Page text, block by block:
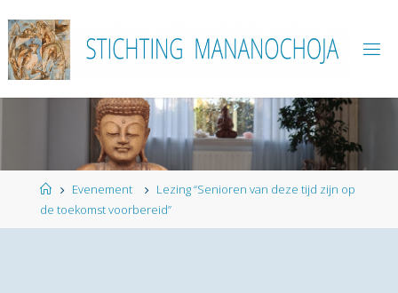
naar
de
inhoud
HomeEvenement
Lezing “Senioren van deze tijd zijn op
de toekomst voorbereid”